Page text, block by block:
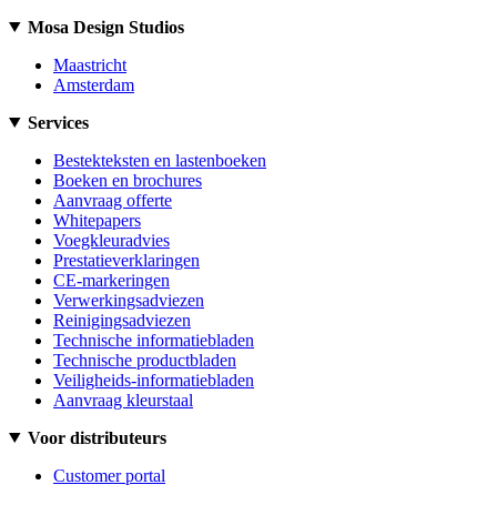
Mosa Design Studios
Maastricht
Amsterdam
Services
Bestekteksten en lastenboeken
Boeken en brochures
Aanvraag offerte
Whitepapers
Voegkleuradvies
Prestatieverklaringen
CE-markeringen
Verwerkingsadviezen
Reinigingsadviezen
Technische informatiebladen
Technische productbladen
Veiligheids-informatiebladen
Aanvraag kleurstaal
Voor distributeurs
Customer portal